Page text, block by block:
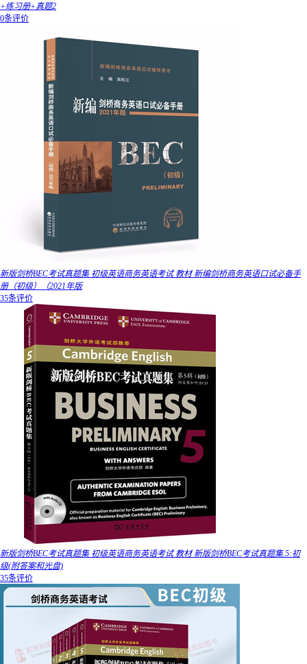
+练习册+真题2
0条评价
新版剑桥BEC考试真题集 初级英语商务英语考试 教材 新编剑桥商务英语口试必备手
册（初级）（2021年版
35条评价
新版剑桥BEC考试真题集 初级英语商务英语考试 教材 新版剑桥BEC考试真题集.5:初
级(附答案和光盘)
35条评价